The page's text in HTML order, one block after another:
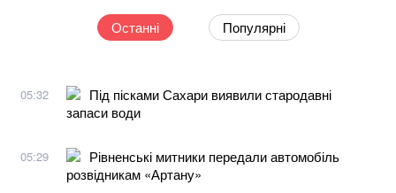
Останні Популярні
05:32
Під пісками Сахари виявили стародавні
запаси води
05:29
Рівненські митники передали автомобіль
розвідникам «Артану»